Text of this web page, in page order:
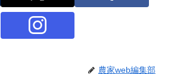
農家web編集部